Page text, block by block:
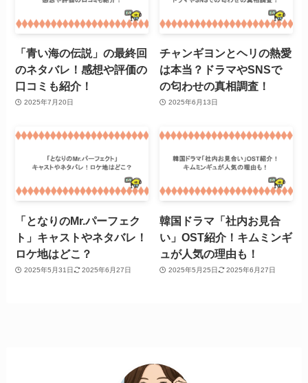
「青い海の伝説」の最終回
のネタバレ！感想や評価の
口コミも紹介！
2025年7月20日
チャンギヨンとヘリの熱愛
は本当？ドラマやSNSで
の匂わせの真相調査！
2025年6月13日
「となりのMr.パーフェク
ト」キャストやネタバレ！
ロケ地はどこ？
2025年5月31日 2025年6月27日
韓国ドラマ「社内お見合
い」OST紹介！キムミンギ
ュが人気の理由も！
2025年5月25日 2025年6月27日